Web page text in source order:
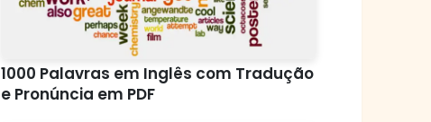
1000 Palavras em Inglês com Tradução
e Pronúncia em PDF